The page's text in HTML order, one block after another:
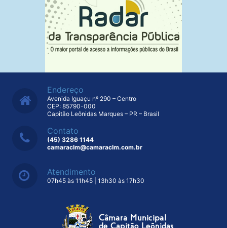
Endereço
Avenida Iguaçu nº 290 – Centro
CEP: 85790-000
Capitão Leônidas Marques – PR – Brasil
Contato
(45) 3286 1144
camaraclm@camaraclm.com.br
Atendimento
07h45 às 11h45 | 13h30 às 17h30